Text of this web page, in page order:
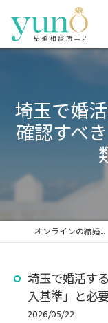
埼玉で婚
確認すべ
オンラインの結婚相談所なら結婚相談所ユノ
埼玉で婚活す
入基準」と必
2026/05/22